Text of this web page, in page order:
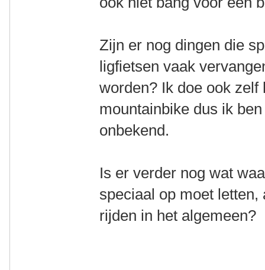
Zijn er nog dingen die
ligfietsen vaak
worden? Ik doe ook
mountainbike dus ik
onbekend.
Is er verder nog wat
speciaal op moet
rijden in het algemeen?